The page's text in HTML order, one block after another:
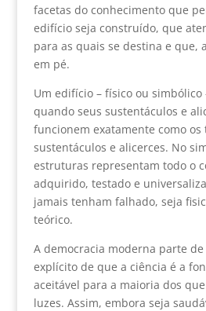
facetas do conhecimento que
edifício seja construído, que
para as quais se destina e que,
em pé.
Um edifício – físico ou simbólico
quando seus sustentáculos e
funcionem exatamente como os
sustentáculos e alicerces. No
estruturas representam todo o
adquirido, testado e
jamais tenham falhado, seja
teórico.
A democracia moderna parte
explícito de que a ciência é a
aceitável para a maioria dos
luzes. Assim, embora seja